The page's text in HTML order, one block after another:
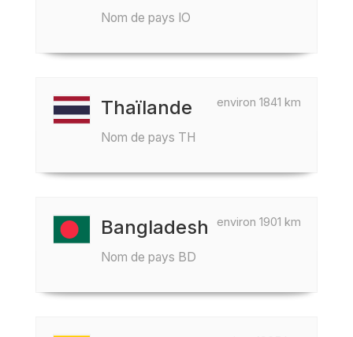
Nom de pays IO
environ 1841 km
Thaïlande
Nom de pays TH
environ 1901 km
Bangladesh
Nom de pays BD